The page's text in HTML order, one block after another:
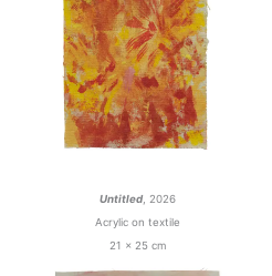
Untitled, 2026
Acrylic on textile
21 x 25 cm